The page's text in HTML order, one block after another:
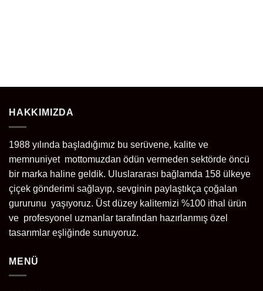
HAKKIMIZDA
1988 yılında başladığımız bu serüvene, kalite ve
memnuniyet mottomuzdan ödün vermeden sektörde öncü
bir marka haline geldik. Uluslararası bağlamda 158 ülkeye
çiçek gönderimi sağlayıp, sevginin paylaştıkça çoğalan
gururunu yaşıyoruz. Üst düzey kalitemizi %100 ithal ürün
ve profesyonel uzmanlar tarafından hazırlanmış özel
tasarımlar eşliğinde sunuyoruz.
MENÜ